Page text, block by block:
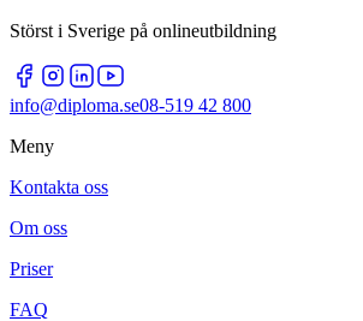
Störst i Sverige på onlineutbildning
info@diploma.se08-519 42 800
Meny
Kontakta oss
Om oss
Priser
FAQ